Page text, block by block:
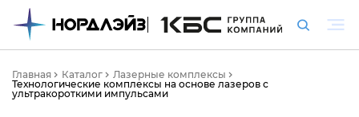
Главная Каталог
Лазерные комплексы
Технологические комплексы на основе лазеров с
ультракороткими импульсами